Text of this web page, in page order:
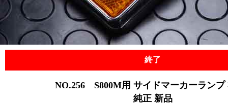
終了
NO.256 S800M用 サイドマーカーランプ
純正 新品